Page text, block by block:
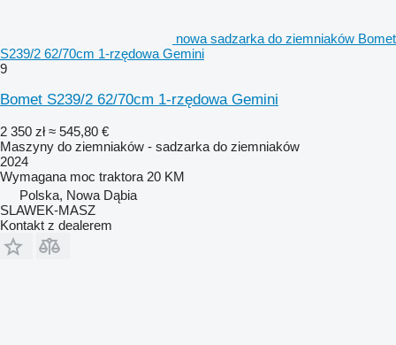
nowa sadzarka do ziemniaków Bomet
S239/2 62/70cm 1-rzędowa Gemini
9
Bomet S239/2 62/70cm 1-rzędowa Gemini
2 350 zł ≈ 545,80 €
Maszyny do ziemniaków - sadzarka do ziemniaków
2024
Wymagana moc traktora 20 KM
Polska, Nowa Dąbia
SLAWEK-MASZ
Kontakt z dealerem